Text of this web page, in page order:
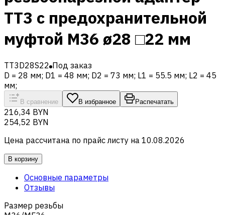
TT3 с предохранительной
муфтой M36 ø28 □22 мм
TT3D28S22 Под заказ
D = 28 мм; D1 = 48 мм; D2 = 73 мм; L1 = 55.5 мм; L2 = 45
мм;
В сравнение В избранное Распечатать
216,34 BYN
254,52 BYN
Цена рассчитана по прайс листу на 10.08.2026
В корзину
Основные параметры
Отзывы
Размер резьбы